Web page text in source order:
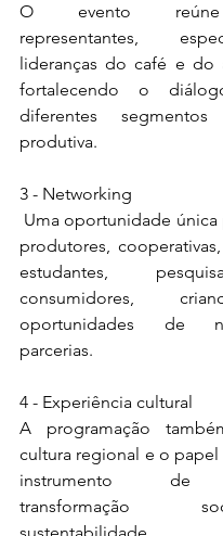
O evento reúne
representantes,
lideranças do café e do
fortalecendo o
diferentes
produtiva.
3 - Networking
Uma oportunidade única
produtores,
estudantes,
consumidores,
oportunidades de
parcerias.
4 - Experiência cultural
A programação
cultura regional e o
instrumento de
transformação